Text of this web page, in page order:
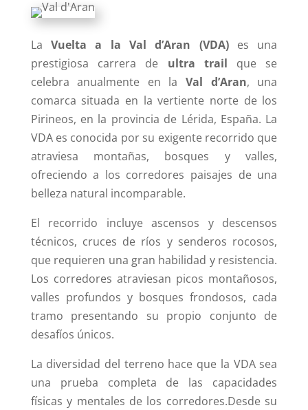
LaVuelta a la Val d’Aran (VDA)es una
prestigiosa carrera de ultra trail que se
celebra anualmente en laVal d’Aran, una
comarca situada en la vertiente norte de los
Pirineos, en la provincia de Lérida, España. La
VDA es conocida por su exigente recorrido que
atraviesa montañas, bosques y valles,
ofreciendo a los corredores paisajes de una
belleza natural incomparable.
El recorrido incluye ascensos y descensos
técnicos, cruces de ríos y senderos rocosos,
que requieren una gran habilidad y resistencia.
Los corredores atraviesan picos montañosos,
valles profundos y bosques frondosos, cada
tramo presentando su propio conjunto de
desafíos únicos.
La diversidad del terreno hace que la VDA sea
una prueba completa de las capacidades
físicas y mentales de los corredores.Desde su